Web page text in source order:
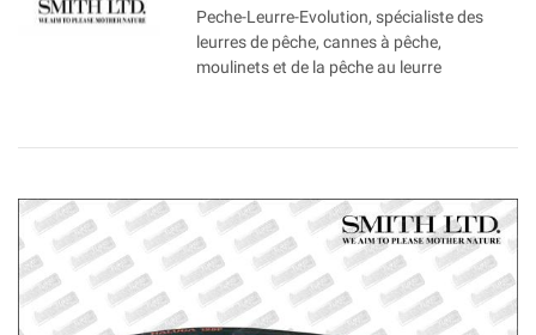
Peche-Leurre-Evolution, spécialiste des
leurres de pêche, cannes à pêche,
moulinets et de la pêche au leurre